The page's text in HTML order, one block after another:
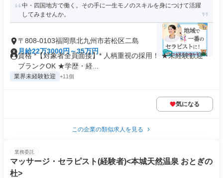
中・四国地方で働く。その手に一生モノのスキルを身につけて活躍
してみませんか。
〒808-0103福岡県北九州市若松区二島
月給22万3000円～35万円
資格 *【対象者全員面接】* 人柄重視の採用！ ★未経験歓迎・
ブランクOK ★学歴・経...
業界未経験歓迎 +11個
気になる
この企業の類似求人を見る
業務委託
マッサージ・セラピスト(経験者)<本城天然温泉 おとぎの
杜>